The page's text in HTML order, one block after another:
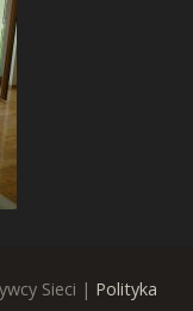
Sieci | Polityka